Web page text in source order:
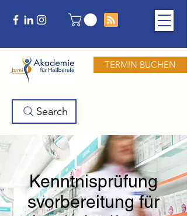
TERMIN BUCHEN
Search
Kenntnisprüfung
svorbereitung für